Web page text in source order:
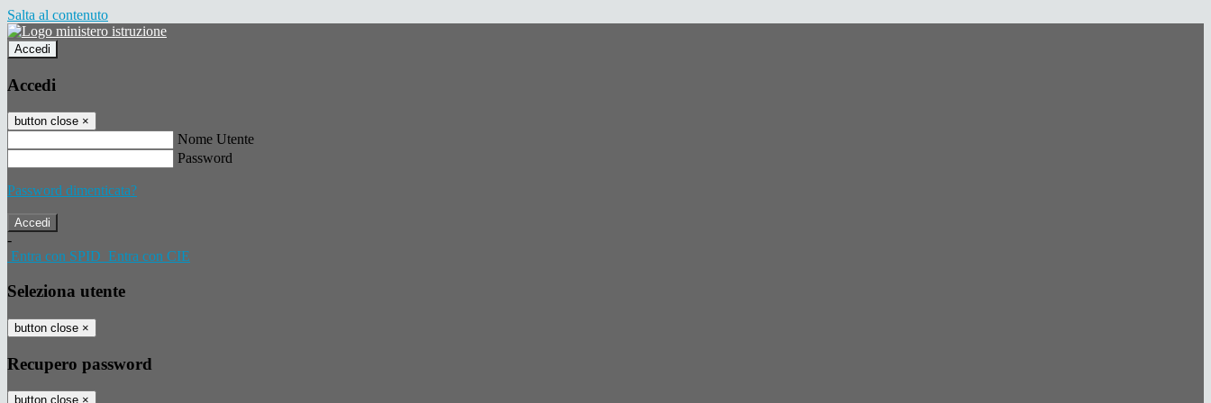
Salta al contenuto
Accedi
Accedi
button close ×
Nome Utente
Password
Password dimenticata?
-
Entra con SPID Entra con CIE
Seleziona utente
button close ×
Recupero password
button close ×